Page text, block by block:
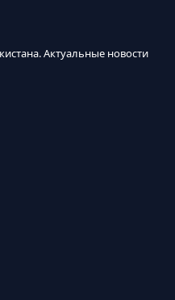
Актуальные новости